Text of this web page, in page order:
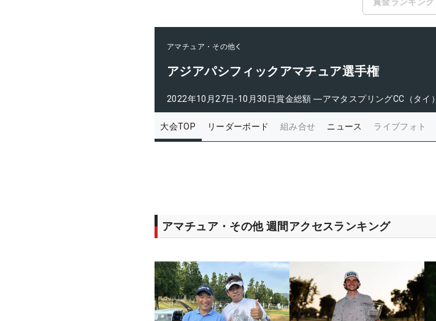
賞金ランキング
アマチュア・その他
アジアパシフィックアマチュア選手権
2022年10月27日-10月30日賞金総額 ―アマタスプリングCC（タイ）
大会TOP リーダーボード 組み合せ ニュース ライブフォト
アマチュア・その他 週間アクセスランキング